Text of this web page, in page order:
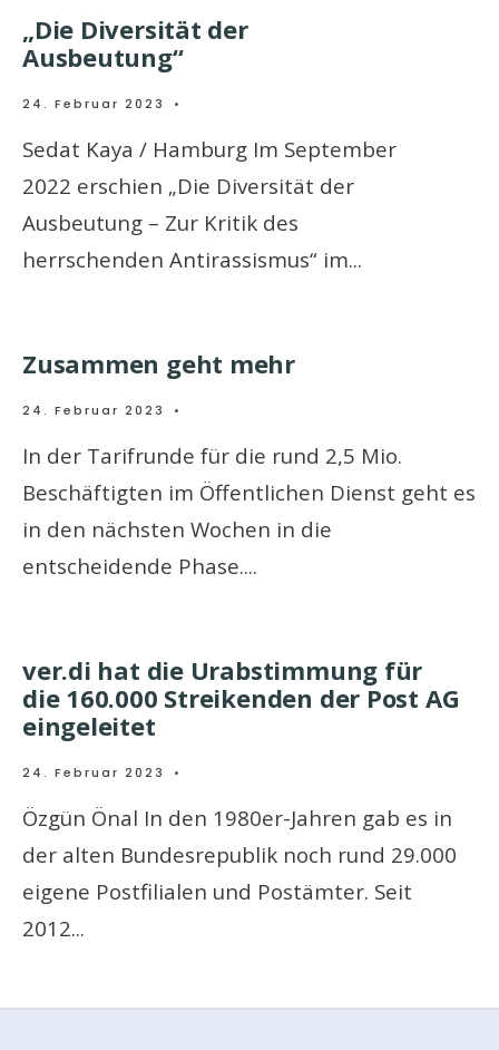
„Die Diversität der
Ausbeutung“
24. Februar 2023 •
Sedat Kaya / Hamburg Im September
2022 erschien „Die Diversität der
Ausbeutung – Zur Kritik des
herrschenden Antirassismus“ im...
Zusammen geht mehr
24. Februar 2023 •
In der Tarifrunde für die rund 2,5 Mio.
Beschäftigten im Öffentlichen Dienst geht es
in den nächsten Wochen in die
entscheidende Phase....
ver.di hat die Urabstimmung für
die 160.000 Streikenden der Post AG
eingeleitet
24. Februar 2023 •
Özgün Önal In den 1980er-Jahren gab es in
der alten Bundesrepublik noch rund 29.000
eigene Postfilialen und Postämter. Seit
2012...